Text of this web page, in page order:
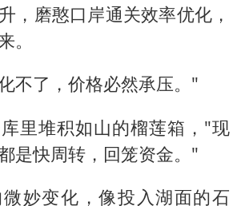
，磨憨口岸通关效率优化，
。
不了，价格必然承压。"
里堆积如山的榴莲箱，"现
是快周转，回笼资金。"
妙变化，像投入湖面的石